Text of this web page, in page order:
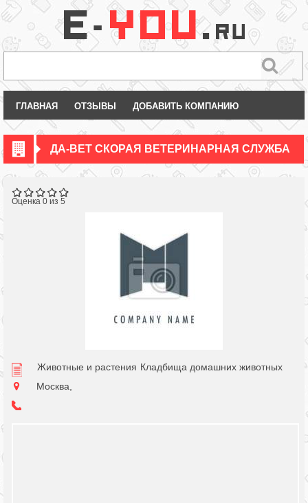
ГЛАВНАЯ ОТЗЫВЫ ДОБАВИТЬ КОМПАНИЮ
ДА-ВЕТ СКОРАЯ ВЕТЕРИНАРНАЯ СЛУЖБА
Оценка 0 из 5
Животные и растения Кладбища домашних животных
Москва,